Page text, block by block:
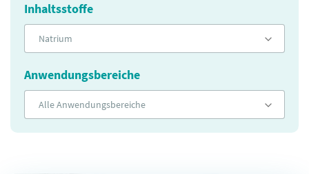
Inhaltsstoffe
Natrium
Anwendungsbereiche
Alle Anwendungsbereiche